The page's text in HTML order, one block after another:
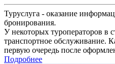
Туруслуга - оказание
бронирования.
У некоторых туроператоров в
транспортное обслуживание.
первую очередь после
Подробнее